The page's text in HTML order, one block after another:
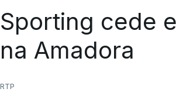
Sporting cede
na Amadora
RTP